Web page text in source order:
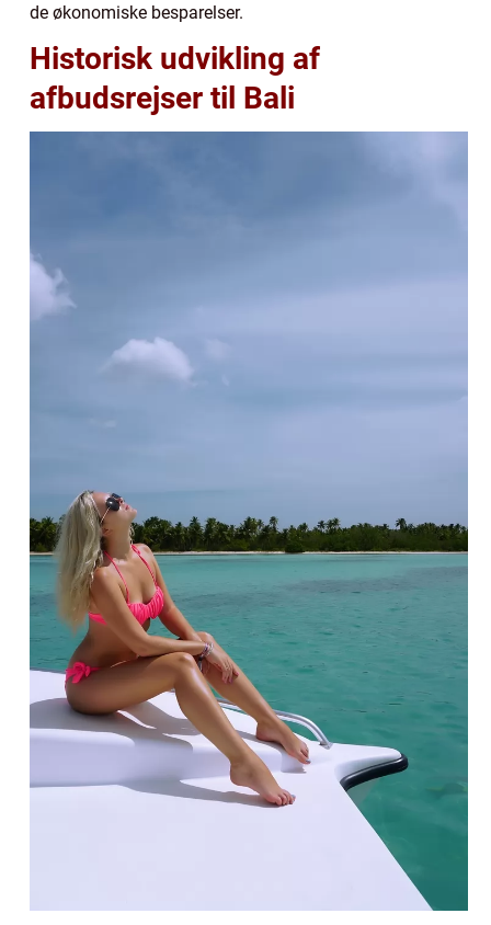
de økonomiske besparelser.
Historisk udvikling af
afbudsrejser til Bali